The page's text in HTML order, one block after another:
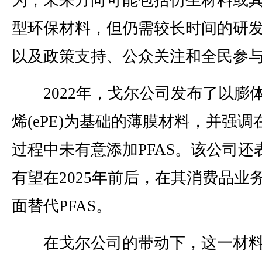
型环保材料，但仍需较长时间的研
以及政策支持、公众关注和全民参
2022年，戈尔公司发布了以膨
烯(ePE)为基础的薄膜材料，并强调
过程中未有意添加PFAS。该公司还
有望在2025年前后，在其消费品业
面替代PFAS。
在戈尔公司的带动下，这一材